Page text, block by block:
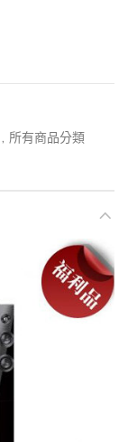
, 所有商品分類